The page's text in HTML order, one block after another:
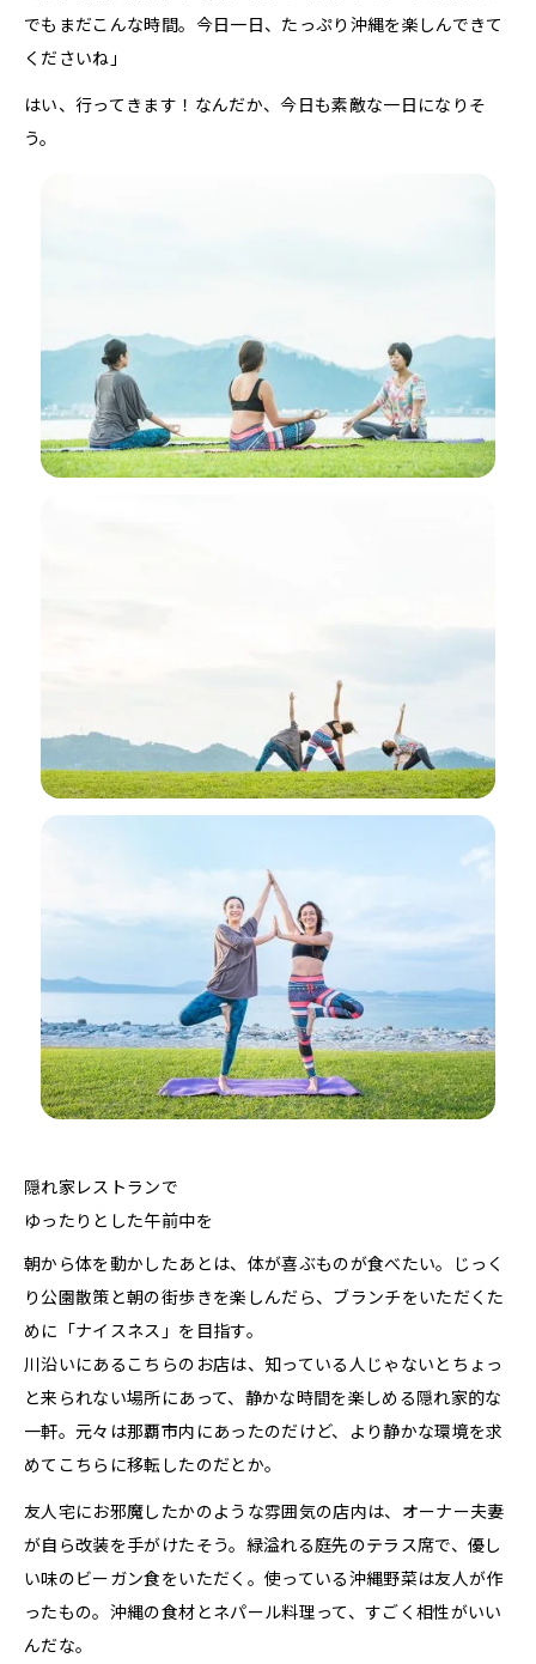
でもまだこんな時間。今日一日、たっぷり沖縄を楽しんできて
くださいね」
はい、行ってきます！なんだか、今日も素敵な一日になりそ
う。
隠れ家レストランで
ゆったりとした午前中を
朝から体を動かしたあとは、体が喜ぶものが食べたい。じっく
り公園散策と朝の街歩きを楽しんだら、ブランチをいただくた
めに「ナイスネス」を目指す。
川沿いにあるこちらのお店は、知っている人じゃないとちょっ
と来られない場所にあって、静かな時間を楽しめる隠れ家的な
一軒。元々は那覇市内にあったのだけど、より静かな環境を求
めてこちらに移転したのだとか。
友人宅にお邪魔したかのような雰囲気の店内は、オーナー夫妻
が自ら改装を手がけたそう。緑溢れる庭先のテラス席で、優し
い味のビーガン食をいただく。使っている沖縄野菜は友人が作
ったもの。沖縄の食材とネパール料理って、すごく相性がいい
んだな。